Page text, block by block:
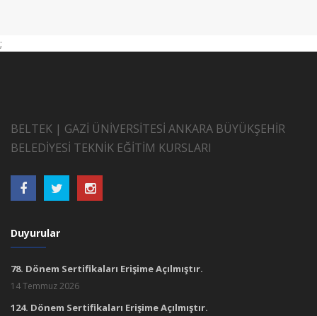
;
BELTEK | GAZİ ÜNİVERSİTESİ ANKARA BÜYÜKŞEHİR
BELEDİYESİ TEKNİK EĞİTİM KURSLARI
Duyurular
78. Dönem Sertifikaları Erişime Açılmıştır.
14 Temmuz 2026
124. Dönem Sertifikaları Erişime Açılmıştır.